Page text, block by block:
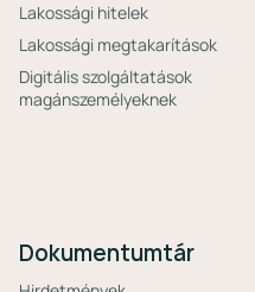
Lakossági hitelek
Lakossági megtakarítások
Digitális szolgáltatások
magánszemélyeknek
Dokumentumtár